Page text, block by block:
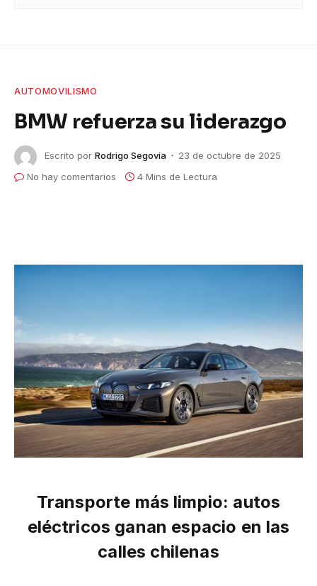
AUTOMOVILISMO
BMW refuerza su liderazgo
Escrito por Rodrigo Segovia
23 de octubre de 2025
No hay comentarios
4 Mins de Lectura
Transporte más limpio: autos
eléctricos ganan espacio en las
calles chilenas